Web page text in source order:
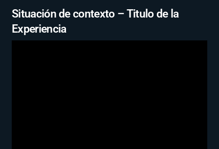
Situación de contexto – Titulo de la
Experiencia